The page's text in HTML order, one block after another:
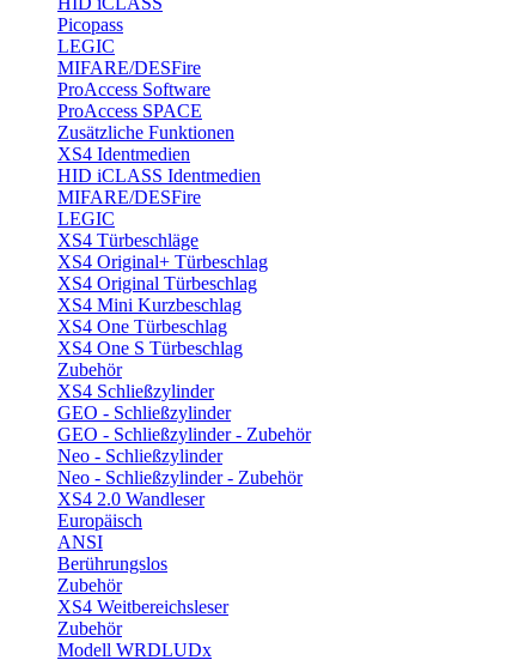
Picopass
LEGIC
MIFARE/DESFire
ProAccess Software
ProAccess SPACE
Zusätzliche Funktionen
XS4 Identmedien
HID iCLASS Identmedien
MIFARE/DESFire
LEGIC
XS4 Türbeschläge
XS4 Original+ Türbeschlag
XS4 Original Türbeschlag
XS4 Mini Kurzbeschlag
XS4 One Türbeschlag
XS4 One S Türbeschlag
Zubehör
XS4 Schließzylinder
GEO - Schließzylinder
GEO - Schließzylinder - Zubehör
Neo - Schließzylinder
Neo - Schließzylinder - Zubehör
XS4 2.0 Wandleser
Europäisch
ANSI
Berührungslos
Zubehör
XS4 Weitbereichsleser
Zubehör
Modell WRDLUDx